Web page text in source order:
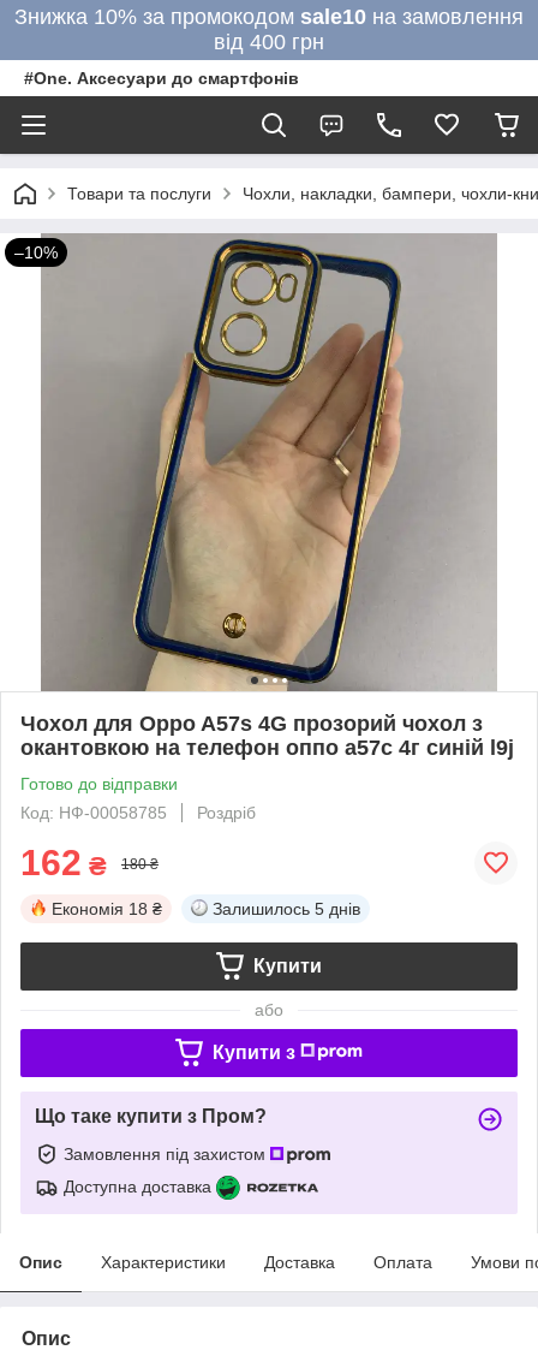
Знижка 10% за промокодом sale10 на замовлення
від 400 грн
#One. Аксесуари до смартфонів
Товари та послуги Чохли, накладки, бампери, чохли-
–10%
Чохол для Oppo A57s 4G прозорий чохол з
окантовкою на телефон оппо а57с 4г синій l9j
Готово до відправки
Код: НФ-00058785
Роздріб
162 ₴ 180 ₴
Економія 18 ₴ Залишилось 5 днів
Купити
або
Купити з
Що таке купити з Пром?
Замовлення під захистом
Доступна доставка
Опис Характеристики Доставка Оплата Умови
Опис